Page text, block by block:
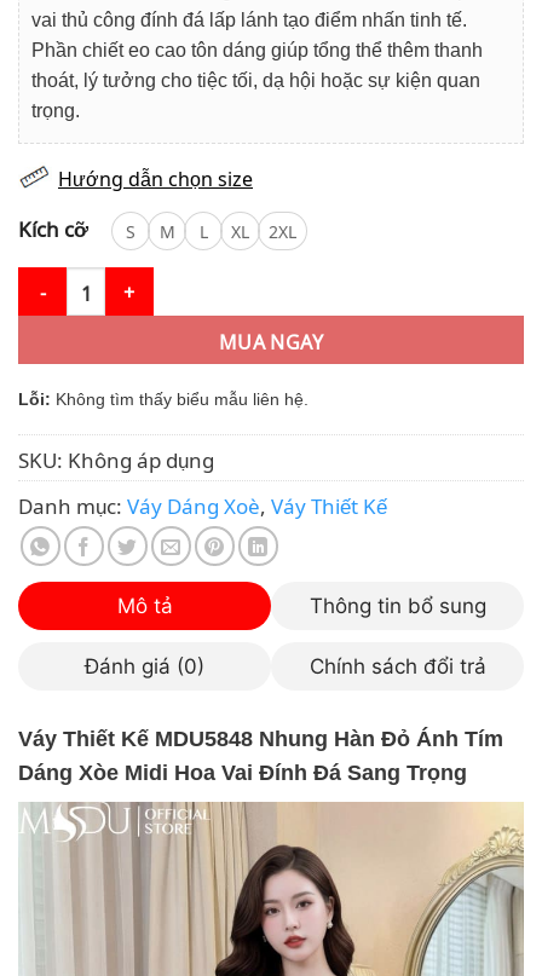
vai thủ công đính đá lấp lánh tạo điểm nhấn tinh tế.
Phần chiết eo cao tôn dáng giúp tổng thể thêm thanh
thoát, lý tưởng cho tiệc tối, dạ hội hoặc sự kiện quan
trọng.
Hướng dẫn chọn size
Kích cỡ S M L XL 2XL
Váy Thiết Kế MDU5848 Nhung Hàn Đỏ Ánh Tím Dáng Xòe
MUA NGAY
Lỗi: Không tìm thấy biểu mẫu liên hệ.
SKU:Không áp dụng
Danh mục:Váy Dáng Xoè,Váy Thiết Kế
Mô tả Thông tin bổ sung
Đánh giá (0) Chính sách đổi trả
Váy Thiết Kế MDU5848 Nhung Hàn Đỏ Ánh Tím
Dáng Xòe Midi Hoa Vai Đính Đá Sang Trọng